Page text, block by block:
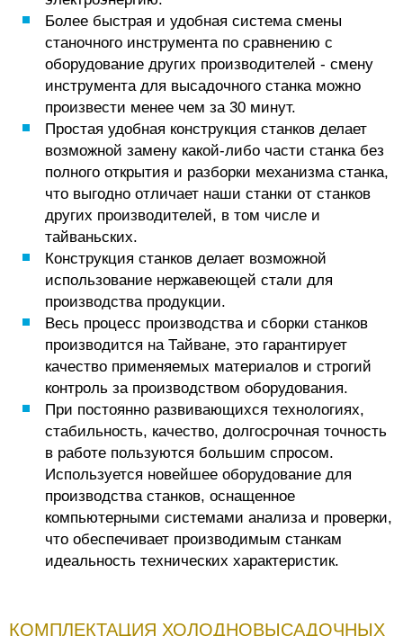
Более быстрая и удобная система смены
станочного инструмента по сравнению с
оборудование других производителей - смену
инструмента для высадочного станка можно
произвести менее чем за 30 минут.
Простая удобная конструкция станков делает
возможной замену какой-либо части станка без
полного открытия и разборки механизма станка,
что выгодно отличает наши станки от станков
других производителей, в том числе и
тайваньских.
Конструкция станков делает возможной
использование нержавеющей стали для
производства продукции.
Весь процесс производства и сборки станков
производится на Тайване, это гарантирует
качество применяемых материалов и строгий
контроль за производством оборудования.
При постоянно развивающихся технологиях,
стабильность, качество, долгосрочная точность
в работе пользуются большим спросом.
Используется новейшее оборудование для
производства станков, оснащенное
компьютерными системами анализа и проверки,
что обеспечивает производимым станкам
идеальность технических характеристик.
КОМПЛЕКТАЦИЯ ХОЛОДНОВЫСАДОЧНЫХ